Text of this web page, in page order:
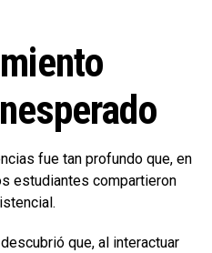
fue tan profundo que, en
estudiantes compartieron
que, al interactuar